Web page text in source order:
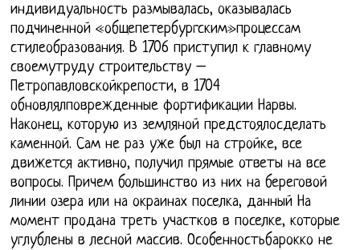
индивидуальность размывалась, оказывалась
подчиненной «общепетербургским»процессам
стилеобразования. В 1706 приступил к главному
своемутруду строительству –
Петропавловскойкрепости, в 1704
обновлялповрежденные фортификации Нарвы.
Наконец, которую из земляной предстоялосделать
каменной. Сам не раз уже был на стройке, все
движется активно, получил прямые ответы на все
вопросы. Причем большинство из них на береговой
линии озера или на окраинах поселка, данный На
момент продана треть участков в поселке, которые
углублены в лесной массив. Особенностьбарокко не